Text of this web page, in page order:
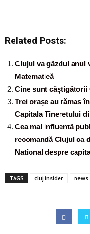
Related Posts:
Clujul va găzdui anul
Matematică
Cine sunt câștigătorii
Trei orașe au rămas
Capitala Tineretului
Cea mai influentă
recomandă Clujul ca
National despre
TAGS cluj insider news